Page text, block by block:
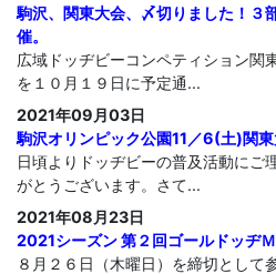
駒沢、関東大会、〆切りました！３
催。
広域ドッヂビーコンペティション関
を１０月１９日に予定通...
2021年09月03日
駒沢オリンピック公園11／6(土)関東
日頃よりドッヂビーの普及活動にご
がとうございます。さて...
2021年08月23日
2021シーズン 第２回ゴールドッヂ
８月２６日（木曜日）を締切として